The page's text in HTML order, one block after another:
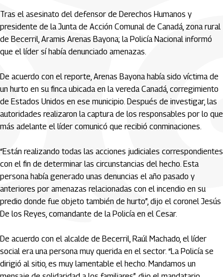
Tras el asesinato del defensor de Derechos Humanos y
presidente de la Junta de Acción Comunal de Canadá, zona rural
de Becerril, Aramis Arenas Bayona; la Policía Nacional informó
que el líder sí había denunciado amenazas.
De acuerdo con el reporte, Arenas Bayona había sido víctima de
un hurto en su finca ubicada en la vereda Canadá, corregimiento
de Estados Unidos en ese municipio. Después de investigar, las
autoridades realizaron la captura de los responsables por lo que
más adelante el líder comunicó que recibió conminaciones.
“Están realizando todas las acciones judiciales correspondientes
con el fin de determinar las circunstancias del hecho. Esta
persona había generado unas denuncias el año pasado y
anteriores por amenazas relacionadas con el incendio en su
predio donde fue objeto también de hurto”, dijo el coronel Jesús
De los Reyes, comandante de la Policía en el Cesar.
De acuerdo con el alcalde de Becerril, Raúl Machado, el líder
social era una persona muy querida en el sector. “La Policía se
dirigió al sitio, es muy lamentable el hecho. Mandamos un